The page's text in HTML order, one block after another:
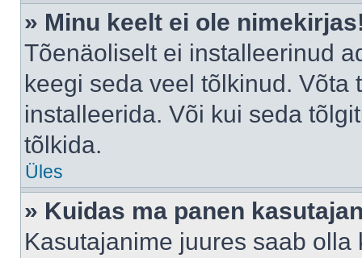
» Minu keelt ei ole
Tõenäoliselt ei installeerinud
keegi seda veel tõlkinud.
installeerida. Või kui seda
tõlkida.
Üles
» Kuidas ma panen
Kasutajanime juures saab